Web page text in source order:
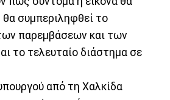
συμπεριληφθεί το
παρεμβάσεων και των
το τελευταίο διάστημα σε
από τη Χαλκίδα